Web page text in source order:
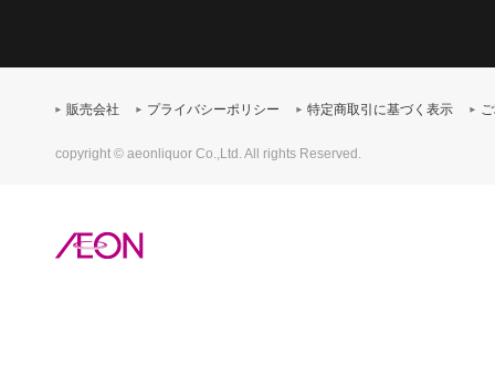
販売会社 プライバシーポリシー 特定商取引に基づく表示
copyright © aeonliquor Co.,Ltd. All rights Reserved.